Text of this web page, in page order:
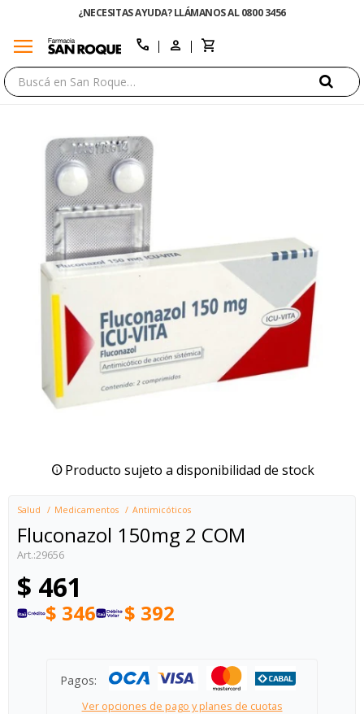
¿NECESITAS AYUDA? LLÁMANOS AL 0800 3456
menu call
Producto sujeto a disponibilidad de stock
Salud Medicamentos Antimicóticos
Fluconazol 150mg 2 COM
29656
$ 461
$ 346 $ 392
Pagos:
Ver opciones de pago y planes de cuotas
close